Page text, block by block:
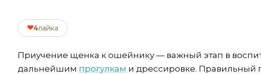
❤4лайка
Приучение щенка к ошейнику — важный этап в
дальнейшим прогулкам и дрессировке. Правильный